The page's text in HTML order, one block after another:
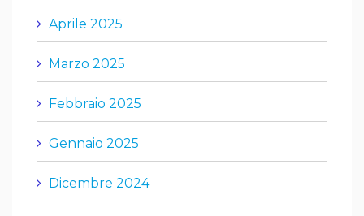
Aprile 2025
Marzo 2025
Febbraio 2025
Gennaio 2025
Dicembre 2024